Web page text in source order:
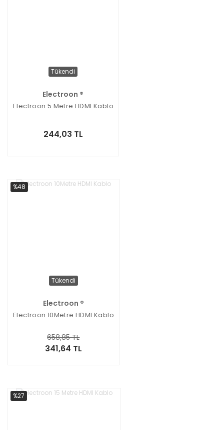
Tükendi
Electroon ®
Electroon 5 Metre HDMI Kablo
244,03 TL
%48
Tükendi
Electroon ®
Electroon 10Metre HDMI Kablo
341,64 TL
658,85 TL
%27